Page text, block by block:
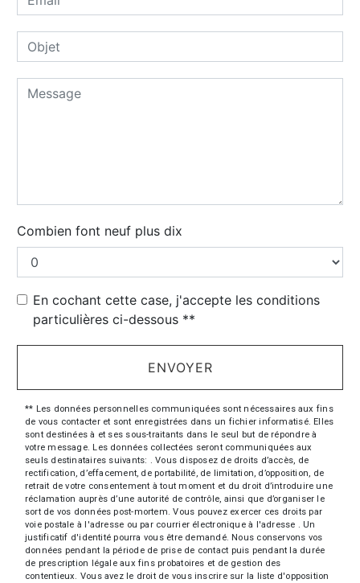
Combien font neuf plus dix
En cochant cette case, j'accepte les conditions
particulières ci-dessous **
ENVOYER
** Les données personnelles communiquées sont nécessaires aux fins
de vous contacter et sont enregistrées dans un fichier informatisé. Elles
sont destinées à et ses sous-traitants dans le seul but de répondre à
votre message. Les données collectées seront communiquées aux
seuls destinataires suivants: . Vous disposez de droits d’accès, de
rectification, d’effacement, de portabilité, de limitation, d’opposition, de
retrait de votre consentement à tout moment et du droit d’introduire une
réclamation auprès d’une autorité de contrôle, ainsi que d’organiser le
sort de vos données post-mortem. Vous pouvez exercer ces droits par
voie postale à l'adresse ou par courrier électronique à l'adresse . Un
justificatif d'identité pourra vous être demandé. Nous conservons vos
données pendant la période de prise de contact puis pendant la durée
de prescription légale aux fins probatoires et de gestion des
contentieux. Vous avez le droit de vous inscrire sur la liste d'opposition